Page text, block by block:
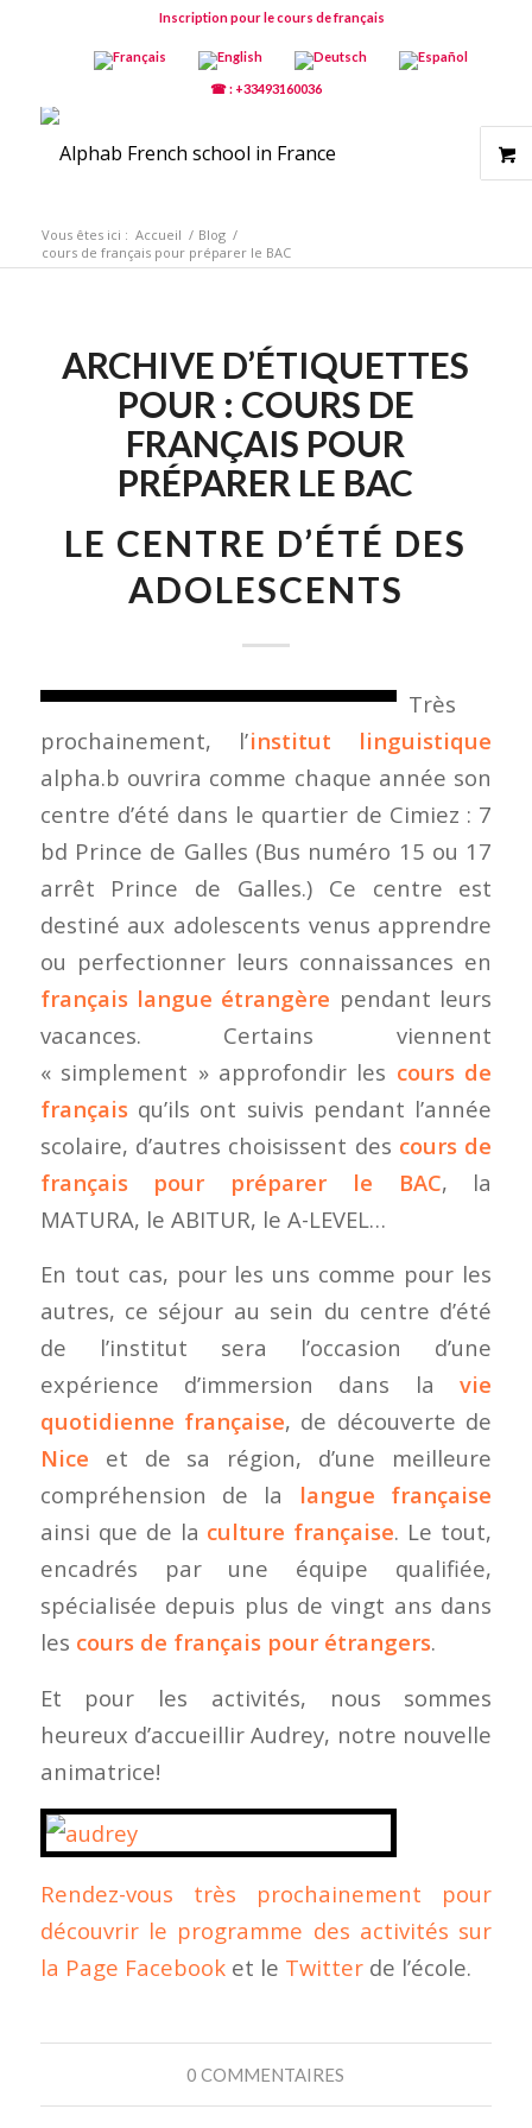
Inscription pour le cours de français
☎ : +33493160036
Vous êtes ici : Accueil / Blog /
cours de français pour préparer le BAC
ARCHIVE D’ÉTIQUETTES
POUR : COURS DE
FRANÇAIS POUR
PRÉPARER LE BAC
LE CENTRE D’ÉTÉ DES
ADOLESCENTS
Très
prochainement, l’institut linguistique
alpha.b ouvrira comme chaque année son
centre d’été dans le quartier de Cimiez : 7
bd Prince de Galles (Bus numéro 15 ou 17
arrêt Prince de Galles.) Ce centre est
destiné aux adolescents venus apprendre
ou perfectionner leurs connaissances en
français langue étrangère pendant leurs
vacances. Certains viennent
« simplement » approfondir les cours de
françaisqu’ils ont suivis pendant l’année
scolaire, d’autres choisissent des cours de
français pour préparer le BAC, la
MATURA, le ABITUR, le A-LEVEL…
En tout cas, pour les uns comme pour les
autres, ce séjour au sein du centre d’été
de l’institut sera l’occasion d’une
expérience d’immersion dans lavie
quotidienne française, de découverte de
Nice et de sa région, d’une meilleure
compréhension de la langue française
ainsi que de la culture française. Le tout,
encadrés par une équipe qualifiée,
spécialisée depuis plus de vingt ans dans
les cours de français pour étrangers.
Et pour les activités, nous sommes
heureux d’accueillir Audrey, notre nouvelle
animatrice!
Rendez-vous très prochainement pour
découvrir le programme des activités sur
la Page Facebooket le Twitter de l’école.
0 COMMENTAIRES